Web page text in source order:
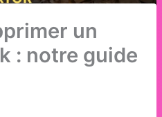
un
: notre guide